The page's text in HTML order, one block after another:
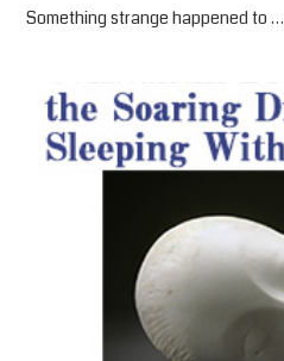
Something strange happened to …